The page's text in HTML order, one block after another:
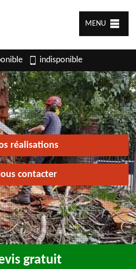
MENU
indisponible
réalisations
contacter
gratuit